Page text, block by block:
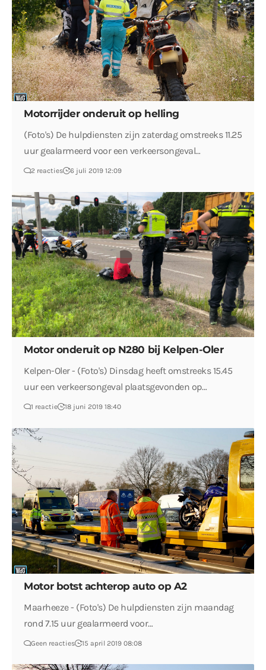
Motorrijder onderuit op helling
(Foto's) De hulpdiensten zijn zaterdag omstreeks 11.25
uur gealarmeerd voor een verkeersongeval…
2 reacties 6 juli 2019 12:09
Motor onderuit op N280 bij Kelpen-Oler
Kelpen-Oler - (Foto's) Dinsdag heeft omstreeks 15.45
uur een verkeersongeval plaatsgevonden op…
1 reactie 18 juni 2019 18:40
Motor botst achterop auto op A2
Maarheeze - (Foto's) De hulpdiensten zijn maandag
rond 7.15 uur gealarmeerd voor…
Geen reacties 15 april 2019 08:08